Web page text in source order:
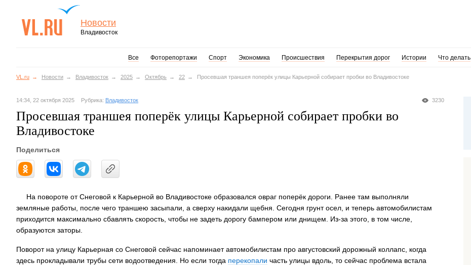
Новости
Владивосток
Все Фоторепортажи Спорт Экономика Происшествия Перекрытия дорог Истории Что делать
VL.ru Новости Владивосток 2025 Октябрь 22 Просевшая траншея поперёк улицы Карьерной собирает пробки во Владивостоке
3230
14:34, 22 октября 2025 Рубрика: Владивосток
Просевшая траншея поперёк улицы Карьерной собирает пробки во
Владивостоке
Поделиться
На повороте от Снеговой к Карьерной во Владивостоке образовался овраг поперёк дороги. Ранее там выполняли
земляные работы, после чего траншею засыпали, а сверху накидали щебня. Сегодня грунт осел, и теперь автомобилистам
приходится максимально сбавлять скорость, чтобы не задеть дорогу бампером или днищем. Из-за этого, в том числе,
образуются заторы.
Поворот на улицу Карьерная со Снеговой сейчас напоминает автомобилистам про августовский дорожный коллапс, когда
здесь прокладывали трубы сети водоотведения. Но если тогда перекопали часть улицы вдоль, то сейчас проблема встала